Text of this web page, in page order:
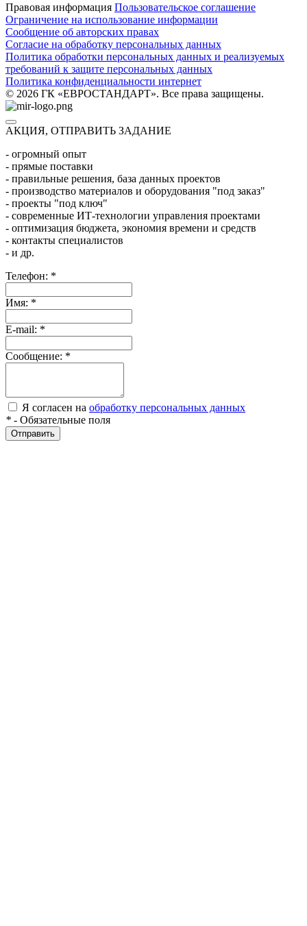
Правовая информация Пользовательское соглашение
Ограничение на использование информации
Сообщение об авторских правах
Согласие на обработку персональных данных
Политика обработки персональных данных и реализуемых
требований к защите персональных данных
Политика конфиденциальности интернет
© 2026 ГК «ЕВРОСТАНДАРТ». Все права защищены.
АКЦИЯ, ОТПРАВИТЬ ЗАДАНИЕ
- огромный опыт
- прямые поставки
- правильные решения, база данных проектов
- производство материалов и оборудования "под заказ"
- проекты "под ключ"
- современные ИТ-технологии управления проектами
- оптимизация бюджета, экономия времени и средств
- контакты специалистов
- и др.
Телефон: *
Имя: *
E-mail: *
Сообщение: *
Я согласен на обработку персональных данных
* - Обязательные поля
Отправить